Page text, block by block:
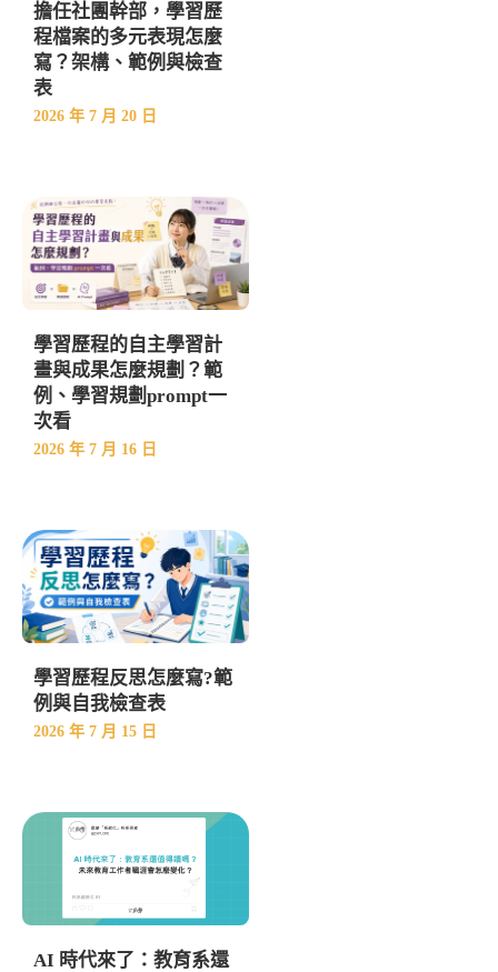
擔任社團幹部，學習歷
程檔案的多元表現怎麼
寫？架構、範例與檢查
表
2026 年 7 月 20 日
學習歷程的自主學習計
畫與成果怎麼規劃？範
例、學習規劃prompt一
次看
2026 年 7 月 16 日
學習歷程反思怎麼寫?範
例與自我檢查表
2026 年 7 月 15 日
AI 時代來了：教育系還